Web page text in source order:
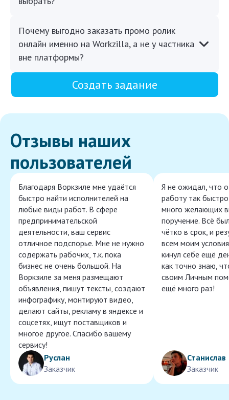
Почему выгодно заказать промо ролик
онлайн именно на Workzilla, а не у частника
вне платформы?
Создать задание
Отзывы наших
пользователей
Благодаря Воркзиле мне удаётся
быстро найти исполнителей на
любые виды работ. В сфере
предпринимательской
деятельности, ваш сервис
отличное подспорье. Мне не нужно
содержать рабочих, т.к. пока
бизнес не очень большой. На
Воркзиле за меня размещают
объявления, пишут тексты, создают
инфографику, монтируют видео,
делают сайты, рекламу в яндексе и
соцсетях, ищут поставщиков и
многое другое. Спасибо вашему
сервису!
Руслан
Заказчик
Я не ожидал, что
работу так
много желающих
поручение. Всё
чётко в срок, и
всем моим
кинул себе ещё
как точно знаю,
своим Личным
ещё много раз!
Станислав
Заказчик